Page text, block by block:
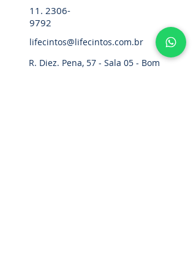
11. 2306-
9792
lifecintos@lifecintos.com.br
R. Diez. Pena, 57 - Sala 05 - Bom